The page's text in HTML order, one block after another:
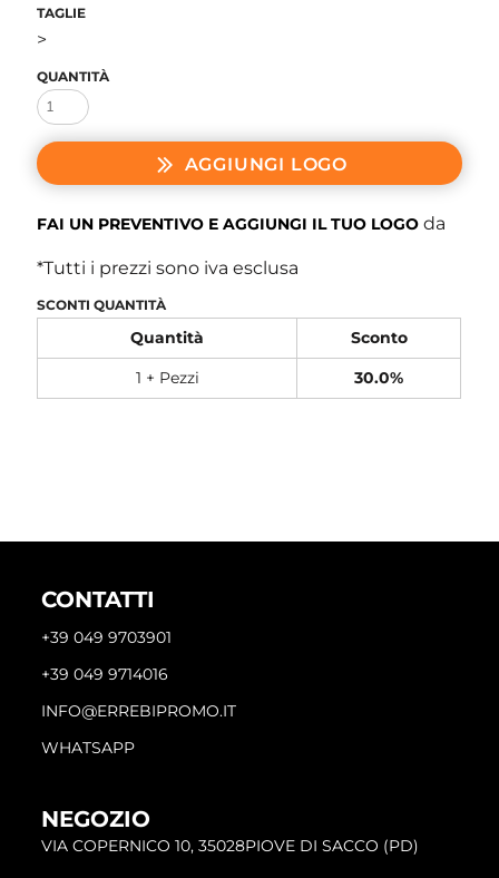
TAGLIE
>
QUANTITÀ
AGGIUNGI LOGO
FAI UN PREVENTIVO E AGGIUNGI IL TUO LOGO da
*Tutti i prezzi sono iva esclusa
SCONTI QUANTITÀ
Quantità
Sconto
1 + Pezzi
30.0%
CONTATTI
+39 049 9703901
+39 049 9714016
INFO@ERREBIPROMO.IT
WHATSAPP
NEGOZIO
VIA COPERNICO 10, 35028PIOVE DI SACCO (PD)